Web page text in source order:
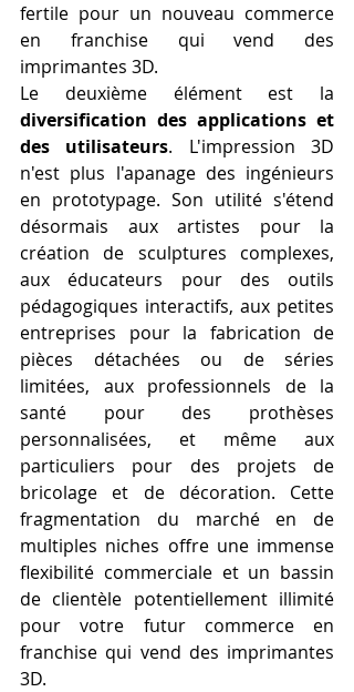
fertile pour un nouveau commerce
en franchise qui vend des
imprimantes 3D.
diversification des applications et
des utilisateurs. L'impression 3D
n'est plus l'apanage des ingénieurs
en prototypage. Son utilité s'étend
désormais aux artistes pour la
création de sculptures complexes,
aux éducateurs pour des outils
pédagogiques interactifs, aux petites
entreprises pour la fabrication de
pièces détachées ou de séries
limitées, aux professionnels de la
santé pour des prothèses
personnalisées, et même aux
particuliers pour des projets de
bricolage et de décoration. Cette
fragmentation du marché en de
multiples niches offre une immense
flexibilité commerciale et un bassin
de clientèle potentiellement illimité
pour votre futur commerce en
franchise qui vend des imprimantes
3D.